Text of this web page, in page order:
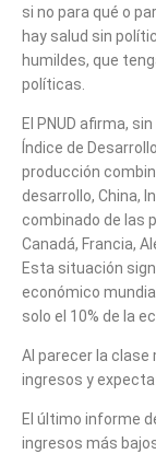
si no para qué o
hay salud sin
humildes, que
políticas.
El PNUD afirma,
Índice de
producción
desarrollo, China,
combinado de las
Canadá, Francia,
Esta situación
económico
solo el 10% de la
Al parecer la clase
ingresos y
El último informe
ingresos más